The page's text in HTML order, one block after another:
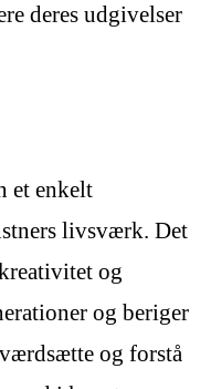
deres udgivelser
et enkelt
livsværk. Det
og
og beriger
og forstå